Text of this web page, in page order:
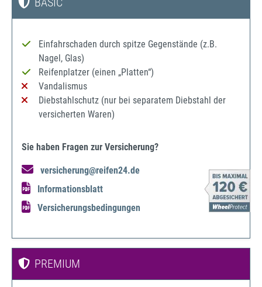
Einfahrschaden durch spitze Gegenstände (z.B.
Nagel, Glas)
Reifenplatzer (einen „Platten“)
Vandalismus
Diebstahlschutz (nur bei separatem Diebstahl der
versicherten Waren)
Sie haben Fragen zur Versicherung?
versicherung@reifen24.de
Informationsblatt
Versicherungsbedingungen
PREMIUM